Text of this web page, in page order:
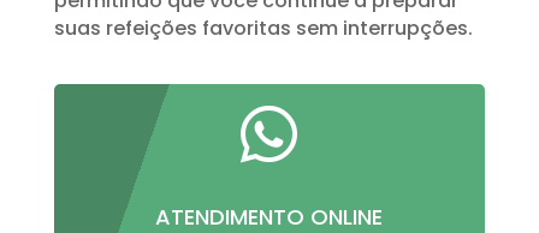
suas refeições favoritas sem interrupções.

ATENDIMENTO ONLINE